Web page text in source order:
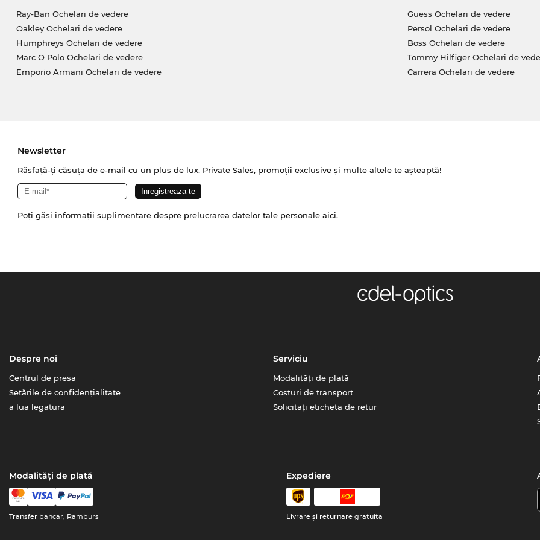
Ray-Ban Ochelari de vedere
Oakley Ochelari de vedere
Humphreys Ochelari de vedere
Marc O Polo Ochelari de vedere
Emporio Armani Ochelari de vedere
Guess Ochelari de vedere
Persol Ochelari de vedere
Boss Ochelari de vedere
Tommy Hilfiger Ochelari de
Carrera Ochelari de vedere
Newsletter
Răsfață-ți căsuța de e-mail cu un plus de lux. Private Sales, promoții exclusive și multe altele te așteaptă!
Poți găsi informații suplimentare despre prelucrarea datelor tale personale aici.
Despre noi
Centrul de presa
Setările de confidențialitate
a lua legatura
Serviciu
Modalități de plată
Costuri de transport
Solicitați eticheta de retur
Modalități de plată
Transfer bancar, Ramburs
Expediere
Livrare şi returnare gratuita